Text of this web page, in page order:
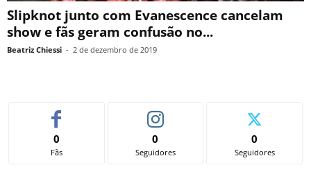
Slipknot junto com Evanescence cancelam
show e fãs geram confusão no...
Beatriz Chiessi - 2 de dezembro de 2019
0
Fãs
0
Seguidores
0
Seguidores